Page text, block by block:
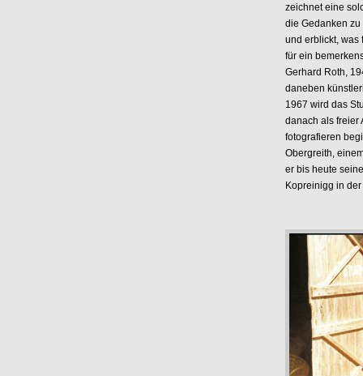
zeichnet eine
die Gedanken
und erblickt, was
für ein
Gerhard Roth,
daneben
1967 wird das
danach als freier
fotografieren
Obergreith,
er bis heute
Kopreinigg in